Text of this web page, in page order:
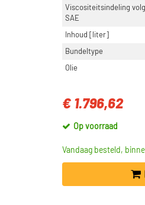
VISCOSITEITSINDELING
0W-30 (18)
VOORRAAD
Op voorraad (30)
Viscositeitsindeling
SAE
Inhoud [liter]
Bundeltype
Olie
€ 1.796,62
Op voorraad
Vandaag besteld,